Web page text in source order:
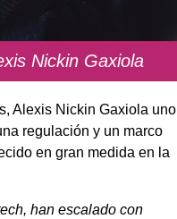
Nickin Gaxiola
Alexis Nickin Gaxiola uno
regulación y un marco
en gran medida en la
han escalado con